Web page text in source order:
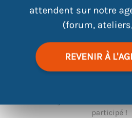
attendent sur notre
(forum,
REVENIR À
COLLABORATIF ET VISUEL
NUMÉRIQUE.
participé !